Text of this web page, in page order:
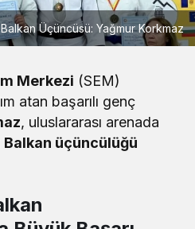
Üçüncüsü: Yağmur Korkmaz
Merkezi (SEM)
atan başarılı genç
, uluslararası arenada
Balkan üçüncülüğü